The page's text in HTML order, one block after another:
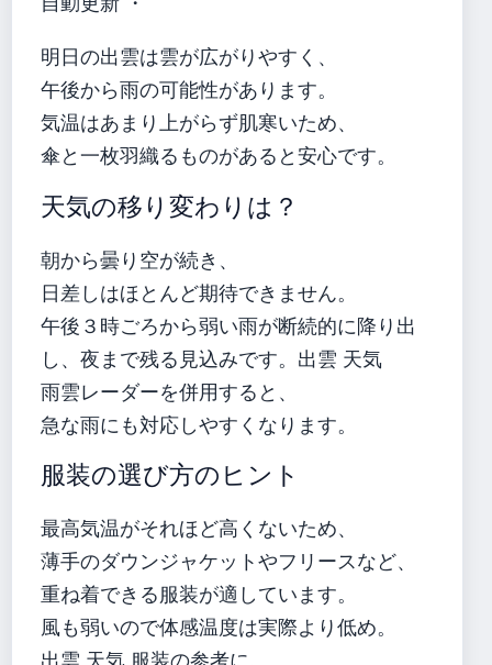
明日の出雲は雲が広がりやすく、
午後から雨の可能性があります。
気温はあまり上がらず肌寒いため、
傘と一枚羽織るものがあると安心です。
天気の移り変わりは？
朝から曇り空が続き、
日差しはほとんど期待できません。
午後３時ごろから弱い雨が断続的に降り出
し、夜まで残る見込みです。出雲 天気
雨雲レーダーを併用すると、
急な雨にも対応しやすくなります。
服装の選び方のヒント
最高気温がそれほど高くないため、
薄手のダウンジャケットやフリースなど、
重ね着できる服装が適しています。
風も弱いので体感温度は実際より低め。